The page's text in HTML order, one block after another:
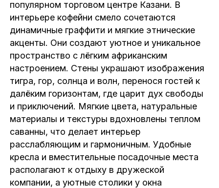
популярном торговом центре Казани. В
интерьере кофейни смело сочетаются
динамичные граффити и мягкие этнические
акценты. Они создают уютное и уникальное
пространство с лёгким африканским
настроением. Стены украшают изображения
тигра, гор, солнца и волн, перенося гостей к
далёким горизонтам, где царит дух свободы
и приключений. Мягкие цвета, натуральные
материалы и текстуры вдохновлены теплом
саванны, что делает интерьер
расслабляющим и гармоничным. Удобные
кресла и вместительные посадочные места
располагают к отдыху в дружеской
компании, а уютные столики у окна